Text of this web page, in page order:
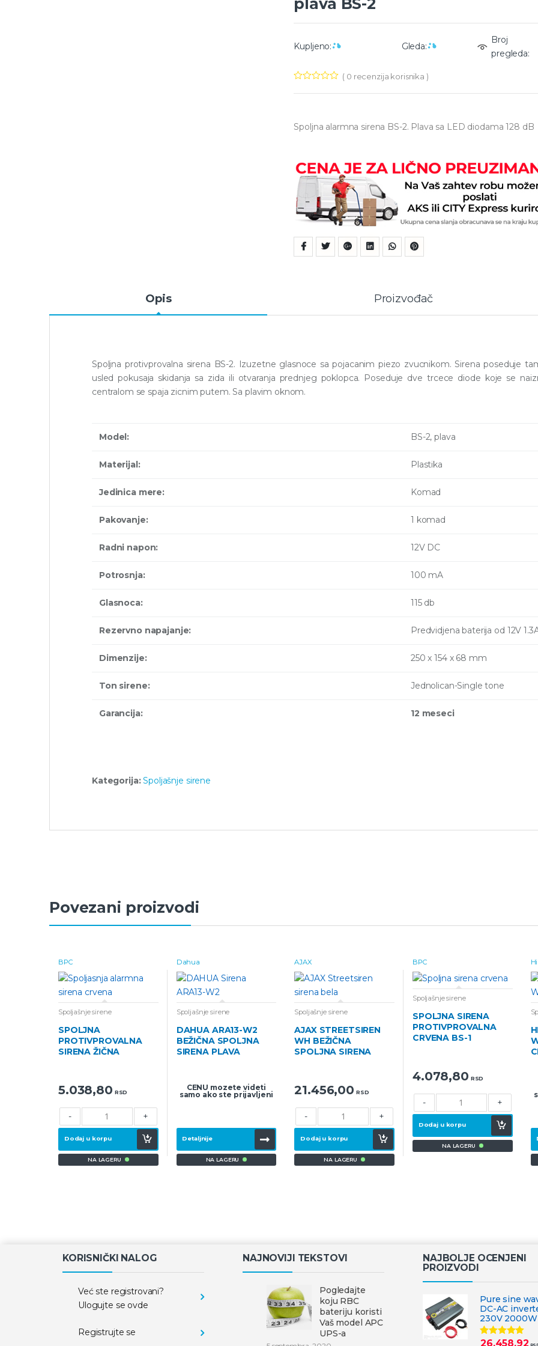
Kupljeno: Gleda:
Broj
pregleda:
( 0 recenzija korisnika )
Spoljna alarmna sirena BS-2. Plava sa LED diodama 128 dB
Opis Proizvođač
Spoljna protivprovalna sirena BS-2. Izuzetne glasnoce sa pojacanim piezo zvucnikom. Sirena poseduje
usled pokusaja skidanja sa zida ili otvaranja prednjeg poklopca. Poseduje dve trcece diode koje se
centralom se spaja zicnim putem. Sa plavim oknom.
Model: BS-2, plava
Materijal: Plastika
Jedinica mere: Komad
Pakovanje: 1 komad
Radni napon: 12V DC
Potrosnja: 100 mA
Glasnoca: 115 db
Rezervno napajanje: Predvidjena baterija od 12V
Dimenzije: 250 x 154 x 68 mm
Ton sirene: Jednolican-Single tone
Garancija: 12 meseci
Kategorija:Spoljašnje sirene
Povezani proizvodi
BPC
Spoljašnje sirene
SPOLJNA
PROTIVPROVALNA
SIRENA ŽIČNA
5.038,80 RSD
- +
Dodaj u korpu
NA LAGERU
Dahua
Spoljašnje sirene
DAHUA ARA13-W2
BEŽIČNA SPOLJNA
SIRENA PLAVA
CENU mozete videti
samo ako ste prijavljeni
Detaljnije
NA LAGERU
AJAX
Spoljašnje sirene
AJAX STREETSIREN
WH BEŽIČNA
SPOLJNA SIRENA
21.456,00 RSD
- +
Dodaj u korpu
NA LAGERU
BPC
Spoljašnje sirene
SPOLJNA SIRENA
PROTIVPROVALNA
CRVENA BS-1
4.078,80 RSD
- +
Dodaj u korpu
NA LAGERU
KORISNIČKI NALOG
Već ste registrovani?
Ulogujte se ovde
Registrujte se
NAJNOVIJI TEKSTOVI
Pogledajte
koju RBC
bateriju koristi
Vaš model APC
UPS-a
NAJBOLJE OCENJENI
PROIZVODI
Pure sine
DC-AC
230V 2000W
Ocenjeno
26.458,92